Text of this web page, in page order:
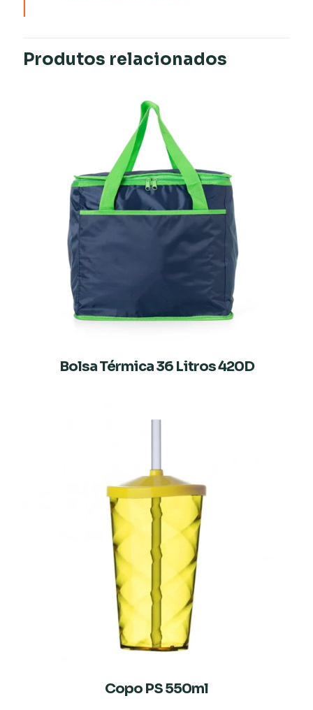
Produtos relacionados
Bolsa Térmica 36 Litros 420D
Copo PS 550ml